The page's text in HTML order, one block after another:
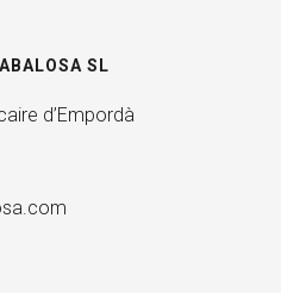
SL
d’Empordà